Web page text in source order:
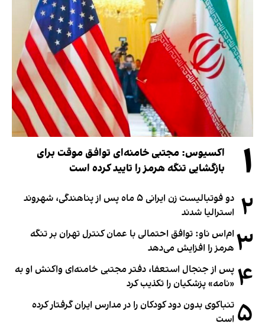
۱
اکسیوس: مجتبی خامنه‌ای توافق موقت برای
بازگشایی تنگه هرمز را تایید کرده است
۲
دو فوتبالیست زن ایرانی ۵ ماه پس از پناهندگی، شهروند
استرالیا شدند
۳ ام‌اس ناو: توافق احتمالی با عمان کنترل تهران بر تنگه
هرمز را افزایش می‌دهد
۴ پس از جنجال استعفا، دفتر مجتبی خامنه‌ای واکنش او به
«نامه» پزشکیان را تکذیب کرد
۵ تنباکوی بدون دود کودکان را در مدارس ایران گرفتار کرده
است